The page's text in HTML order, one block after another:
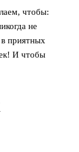
чтобы:
не
в приятных
И чтобы